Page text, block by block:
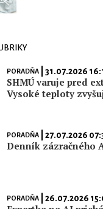
PORADŇA| 31.07.2026
SHMÚ varuje pred
Vysoké teploty
PORADŇA| 27.07.2026
Denník zázračného
PORADŇA| 26.07.2026